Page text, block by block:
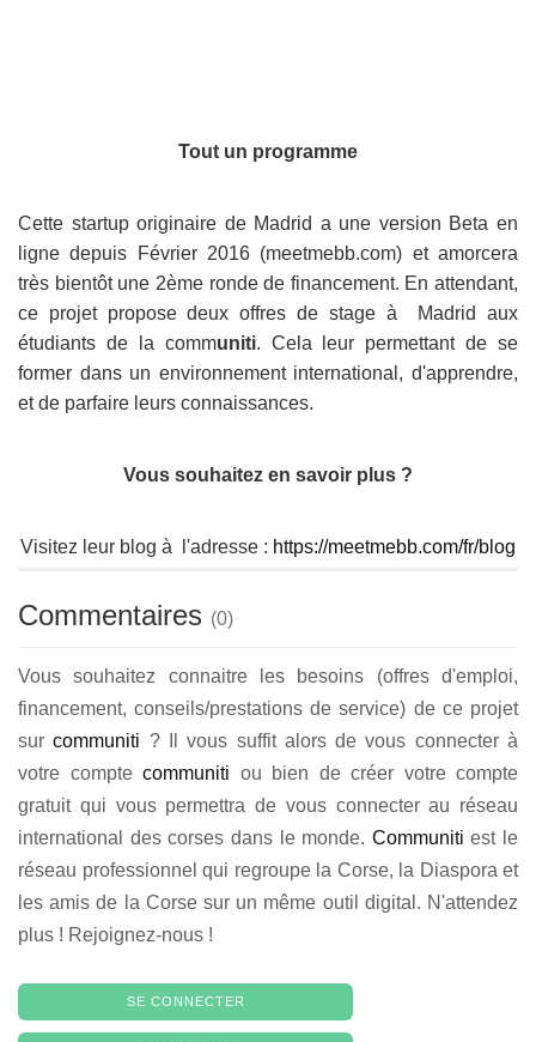
Tout un programme
Cette startup originaire de Madrid a une version Beta en
ligne depuis Février 2016 (meetmebb.com) et amorcera
très bientôt une 2ème ronde de financement. En attendant,
ce projet propose deux offres de stage à Madrid aux
étudiants de la communiti. Cela leur permettant de se
former dans un environnement international, d'apprendre,
et de parfaire leurs connaissances.
Vous souhaitez en savoir plus ?
Visitez leur blog à l'adresse : https://meetmebb.com/fr/blog
Commentaires (0)
Vous souhaitez connaitre les besoins (offres d'emploi,
financement, conseils/prestations de service) de ce projet
surcommuniti ? Il vous suffit alors de vous connecter à
votre compte communiti ou bien de créer votre compte
gratuit qui vous permettra de vous connecter au réseau
international des corses dans le monde. Communiti est le
réseau professionnel qui regroupe la Corse, la Diaspora et
les amis de la Corse sur un même outil digital. N'attendez
plus ! Rejoignez-nous !
SE CONNECTER